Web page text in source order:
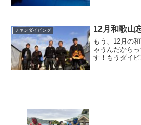
マキが...
ファンダイビング 12月和歌山
もう、12月の
ゃうんだから
す！もうダイビ